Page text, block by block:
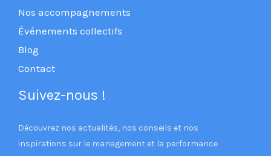
Nos accompagnements
Événements collectifs
Blog
Contact
Suivez-nous !
Découvrez nos actualités, nos conseils et nos
inspirations sur le management et la performance